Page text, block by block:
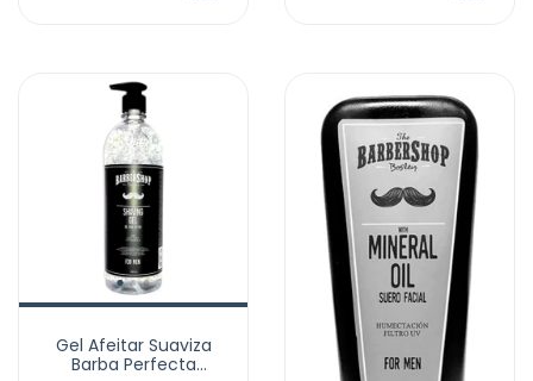
Gel Afeitar Suaviza
Barba Perfecta